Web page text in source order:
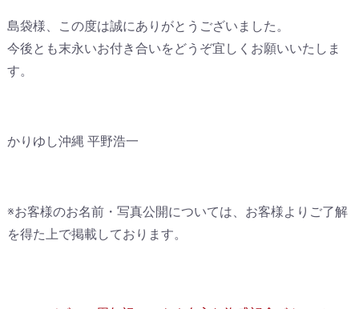
島袋様、この度は誠にありがとうございました。
今後とも末永いお付き合いをどうぞ宜しくお願いいたしま
す。
かりゆし沖縄 平野浩一
※お客様のお名前・写真公開については、お客様よりご了解
を得た上で掲載しております。